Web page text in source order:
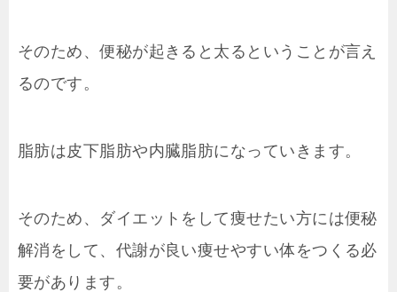
そのため、便秘が起きると太るということが言え
るのです。
脂肪は皮下脂肪や内臓脂肪になっていきます。
そのため、ダイエットをして痩せたい方には便秘
解消をして、代謝が良い痩せやすい体をつくる必
要があります。